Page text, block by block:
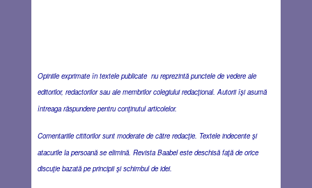
Opiniile exprimate în textele publicate nu reprezintă punctele de vedere ale
editorilor, redactorilor sau ale membrilor colegiului redacţional. Autorii îşi asumă
întreaga răspundere pentru conţinutul articolelor.
Comentariile cititorilor sunt moderate de către redacţie. Textele indecente şi
atacurile la persoană se elimină. Revista Baabel este deschisă faţă de orice
discuţie bazată pe principii şi schimbul de idei.